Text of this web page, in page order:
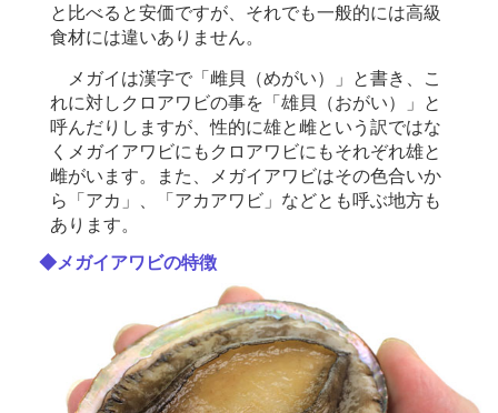
と比べると安価ですが、それでも一般的には高級
食材には違いありません。
メガイは漢字で「雌貝（めがい）」と書き、こ
れに対しクロアワビの事を「雄貝（おがい）」と
呼んだりしますが、性的に雄と雌という訳ではな
くメガイアワビにもクロアワビにもそれぞれ雄と
雌がいます。また、メガイアワビはその色合いか
ら「アカ」、「アカアワビ」などとも呼ぶ地方も
あります。
◆メガイアワビの特徴